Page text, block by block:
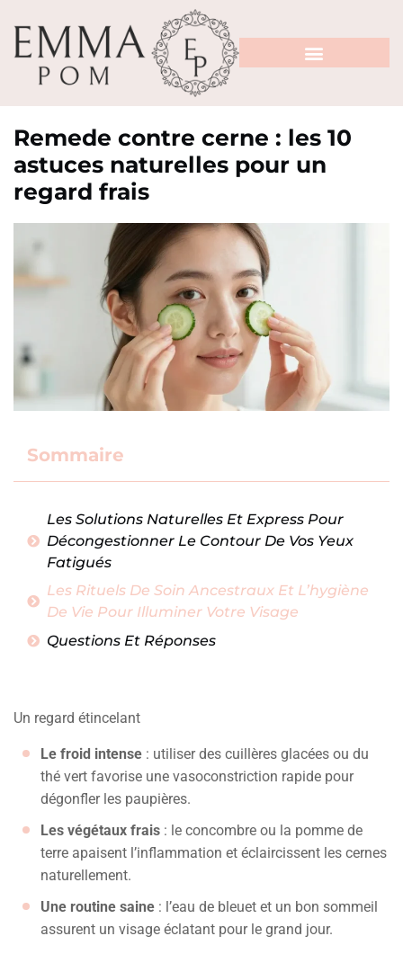
Remede contre cerne : les 10
astuces naturelles pour un
regard frais
Sommaire
Les Solutions Naturelles Et Express Pour
Décongestionner Le Contour De Vos Yeux
Fatigués
Les Rituels De Soin Ancestraux Et L’hygiène
De Vie Pour Illuminer Votre Visage
Questions Et Réponses
Un regard étincelant
Le froid intense : utiliser des cuillères glacées ou du
thé vert favorise une vasoconstriction rapide pour
dégonfler les paupières.
Les végétaux frais : le concombre ou la pomme de
terre apaisent l’inflammation et éclaircissent les cernes
naturellement.
Une routine saine : l’eau de bleuet et un bon sommeil
assurent un visage éclatant pour le grand jour.